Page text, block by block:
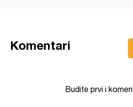
Komentari
Budite prvi i